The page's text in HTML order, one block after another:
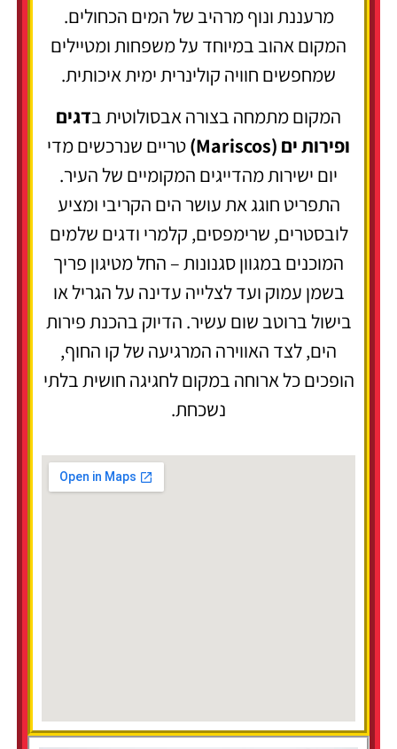
מרעננת ונוף מרהיב של המים הכחולים.
המקום אהוב במיוחד על משפחות ומטיילים
שמחפשים חוויה קולינרית ימית איכותית.
המקום מתמחה בצורה אבסולוטית בדגים
ופירות ים (Mariscos)
טריים שנרכשים מדי
יום ישירות מהדייגים המקומיים של העיר.
התפריט חוגג את עושר הים הקריבי ומציע
לובסטרים, שרימפסים, קלמרי ודגים שלמים
המוכנים במגוון סגנונות – החל מטיגון פריך
בשמן עמוק ועד לצלייה עדינה על הגריל או
בישול ברוטב שום עשיר. הדיוק בהכנת פירות
הים, לצד האווירה המרגיעה של קו החוף,
הופכים כל ארוחה במקום לחגיגה חושית בלתי
נשכחת.